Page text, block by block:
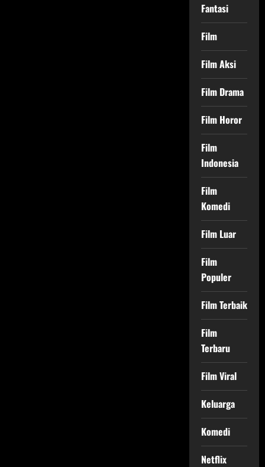
Fantasi
Film
Film Aksi
Film Drama
Film Horor
Film
Indonesia
Film
Komedi
Film Luar
Film
Populer
Film Terbaik
Film
Terbaru
Film Viral
Keluarga
Komedi
Netflix